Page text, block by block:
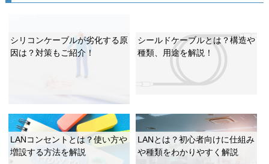
シリコンケーブルが劣化する原
因は？対策もご紹介！
シールドケーブルとは？構造や
種類、用途を解説！
LANコンセントとは？使い方や
増設する方法を解説
LANとは？初心者向けに仕組み
や種類をわかりやすく解説